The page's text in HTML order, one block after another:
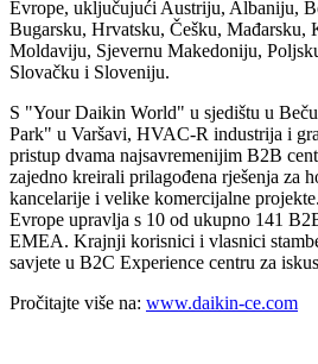
Evrope, uključujući Austriju, Albaniju,
Bugarsku, Hrvatsku, Češku, Mađarsku,
Moldaviju, Sjevernu Makedoniju,
Slovačku i Sloveniju.
S "Your Daikin World" u sjedištu u
Park" u Varšavi, HVAC-R industrija i
pristup dvama najsavremenijim B2B
zajedno kreirali prilagođena rješenja za
kancelarije i velike komercijalne
Evrope upravlja s 10 od ukupno 141
EMEA. Krajnji korisnici i vlasnici
savjete u B2C Experience centru za
Pročitajte više na: www.daikin-ce.com